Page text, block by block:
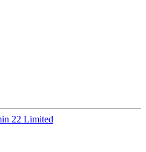
22 Limited